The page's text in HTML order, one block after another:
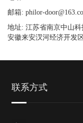
邮箱: philor-
地址: 江苏省南京中山科
安徽来安汊河经济开发
联系方式